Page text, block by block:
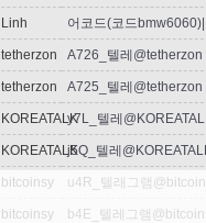
Linh 어코드(코드
tetherzon A726_텔레
tetherzon A725_텔레
KOREATALKy7L_텔레
KOREATALKj5Q_텔레
bitcoinsy u4R_텔래그램
bitcoinsy b4E_텔레그램